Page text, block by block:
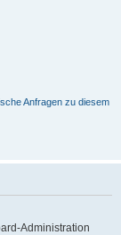
Anfragen zu diesem
Administration